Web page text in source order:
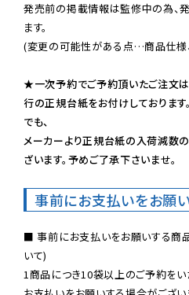
発売前の掲載情報は監修中の為、
ます。
(変更の可能性がある点…商品仕様
★一次予約でご予約頂いたご注文は
行の正規台紙をお付けしておりま
でも、
メーカーより正規台紙の入荷減数
ざいます。予めご了承下さいませ。
事前にお支払いをお願
■ 事前にお支払いをお願いする商
いて)
1商品につき10袋以上のご予約を